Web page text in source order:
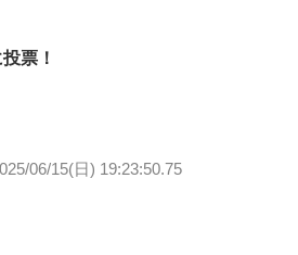
票！
06/15(日) 19:23:50.75